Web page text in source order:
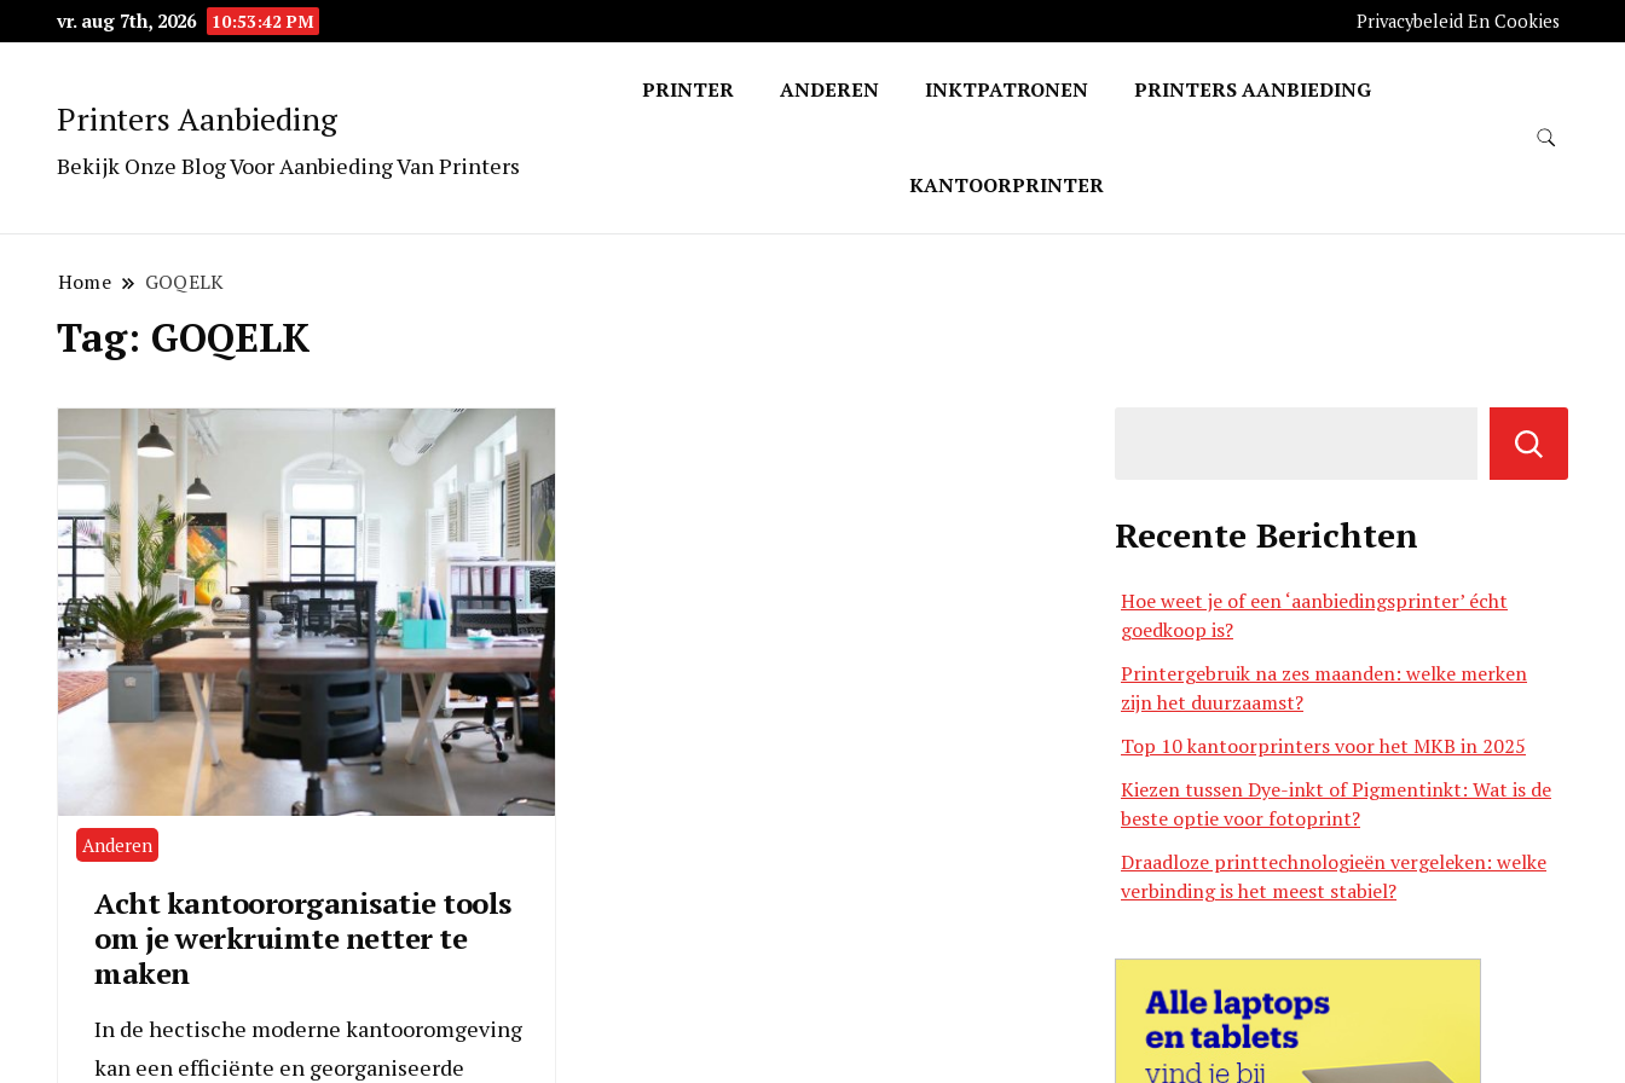
vr. aug 7th, 2026 10:53:42 PM Privacybeleid En Cookies
Printers Aanbieding
Bekijk Onze Blog Voor Aanbieding Van Printers
PRINTER ANDEREN INKTPATRONEN PRINTERS AANBIEDING
KANTOORPRINTER
Home GOQELK
Tag: GOQELK
Anderen
Acht kantoororganisatie tools
om je werkruimte netter te
maken
In de hectische moderne kantooromgeving
kan een efficiënte en georganiseerde
Recente Berichten
Hoe weet je of een ‘aanbiedingsprinter’ écht
goedkoop is?
Printergebruik na zes maanden: welke merken
zijn het duurzaamst?
Top 10 kantoorprinters voor het MKB in 2025
Kiezen tussen Dye-inkt of Pigmentinkt: Wat is de
beste optie voor fotoprint?
Draadloze printtechnologieën vergeleken: welke
verbinding is het meest stabiel?